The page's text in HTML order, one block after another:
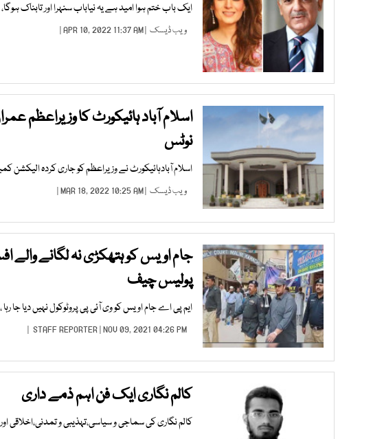
ایک باب ختم ہوا امید ہے یہ نیاباب سنہرا اور تابناک ہوگا،
ویب ڈیسک | APR 10, 2022 11:37 AM |
اسلام آباد ہائیکورٹ کا وزیراعظم
نوٹس
اسلام آبادہائیکورٹ نے وزیراعظم کو جاری کردہ الیکشن
ویب ڈیسک | MAR 18, 2022 10:25 AM |
جام اویس کو ہتھکڑی نہ لگانے والے
پولیس چیف
ایم پی اے جام اویس کو وی آئی پی پروٹوکول نہیں دیا جا
STAFF REPORTER| NOV 09, 2021 04:26 PM |
کالم نگاری ایک فن اہم ذمے داری
کالم نگاری کی سماجی و سیاسی،تہذیبی و